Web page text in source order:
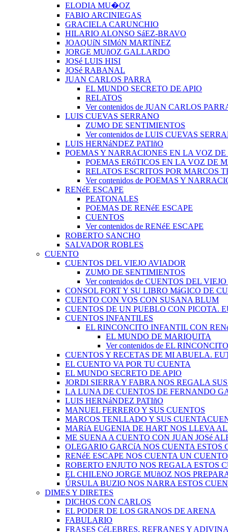
ELODIA MU�OZ
FABIO ARCINIEGAS
GRACIELA CARUNCHIO
HILARIO ALONSO SáEZ-BRAVO
JOAQUíN SIMóN MARTíNEZ
JORGE MUñOZ GALLARDO
JOSé LUIS HISI
JOSé RABANAL
JUAN CARLOS PARRA
EL MUNDO SECRETO DE APIO
RELATOS
Ver contenidos de JUAN CARLOS
LUIS CUEVAS SERRANO
ZUMO DE SENTIMIENTOS
Ver contenidos de LUIS CUEVAS
LUIS HERNáNDEZ PATIñO
POEMAS Y NARRACIONES EN LA VOZ DE
POEMAS ERóTICOS EN LA VOZ DE
RELATOS ESCRITOS POR MARCOS
Ver contenidos de POEMAS Y
RENéE ESCAPE
PEATONALES
POEMAS DE RENéE ESCAPE
CUENTOS
Ver contenidos de RENéE ESCAPE
ROBERTO SANCHO
SALVADOR ROBLES
CUENTO
CUENTOS DEL VIEJO AVIADOR
ZUMO DE SENTIMIENTOS
Ver contenidos de CUENTOS DEL
CONSOL FORT Y SU LIBRO MáGICO DE
CUENTO CON VOS CON SUSANA BLUM
CUENTOS DE UN PUEBLO CON PICOTA.
CUENTOS INFANTILES
EL RINCONCITO INFANTIL CON
EL MUNDO DE MARIQUITA
Ver contenidos de EL
CUENTOS Y RECETAS DE MI ABUELA.
EL CUENTO VA POR TU CUENTA
EL MUNDO SECRETO DE APIO
JORDI SIERRA Y FABRA NOS REGALA
LA LUNA DE CUENTOS DE FERNANDO
LUIS HERNáNDEZ PATIñO
MANUEL FERRERO Y SUS CUENTOS
MARCOS TENLLADO Y SUS
MARíA EUGENIA DE HART NOS LLEVA
ME SUENA A CUENTO CON JUAN JOSé
OLEGARIO GARCíA NOS CUENTA ESTOS
RENéE ESCAPE NOS CUENTA UN CUENTO
ROBERTO ENJUTO NOS REGALA ESTOS
EL CHILENO JORGE MUñOZ NOS
ÚRSULA BUZIO NOS NARRA ESTOS
DIMES Y DIRETES
DICHOS CON CARLOS
EL PODER DE LOS GRANOS DE ARENA
FABULARIO
FRASES CéLEBRES, REFRANES Y